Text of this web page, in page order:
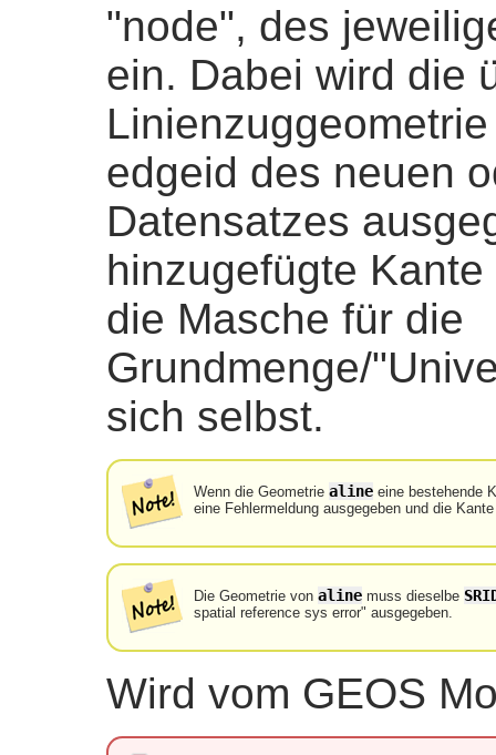
"node", des
ein. Dabei wird die
edgeid des neuen
Datensatzes
hinzugefügte
die Masche für die
Grundmenge/
sich selbst.
Wenn die Geometriealine eine bestehende
eine Fehlermeldung ausgegeben und die
Die Geometrie vonaline muss dieselbe
spatial reference sys error" ausgegeben.
Wird vom GEOS